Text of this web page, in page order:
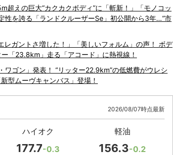
超えの巨大“カクカクボディ”に「斬新！」「モノコッ
性を誇る「ランドクルーザーSe」初公開から3年…“市
レガントさ増した！」「美しいフォルム」の声！ ボデ
「23.8km」走る「アコード」に熱視線！
ワゴン」発表！ “リッター22.9km”の低燃費がウレシ
型ムーヴキャンバス」登場！
2026/08/07時点最新
ハイオク
177.7-0.3
軽油
156.3-0.2